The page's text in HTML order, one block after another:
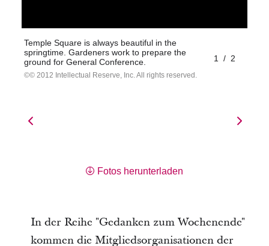
Temple Square is always beautiful in the
springtime. Gardeners work to prepare the
ground for General Conference.
© 2012 Intellectual Reserve, Inc. All rights reserved.
1 / 2
Fotos herunterladen
In der Reihe "Gedanken zum Wochenende"
kommen die Mitgliedsorganisationen der